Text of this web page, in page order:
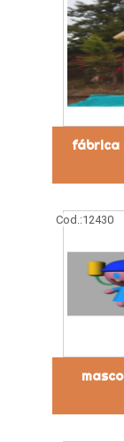
fábrica
Cod.:12430